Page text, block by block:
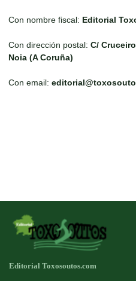
Con nombre fiscal: Editorial
Con dirección postal:C/
Noia (A Coruña)
Con email:
Editorial Toxosoutos.com